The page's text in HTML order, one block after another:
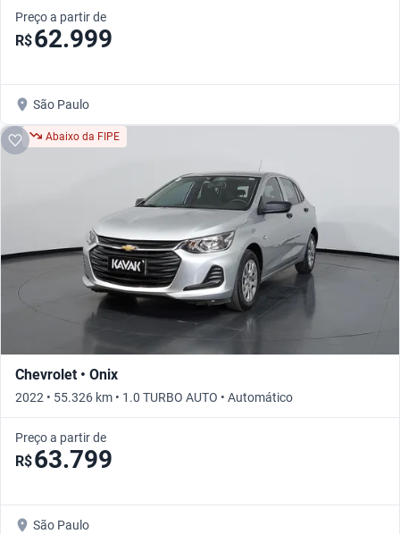
Preço a partir de
R$62.999
São Paulo
Abaixo da FIPE
Chevrolet • Onix
2022 • 55.326 km • 1.0 TURBO AUTO • Automático
Preço a partir de
R$63.799
São Paulo